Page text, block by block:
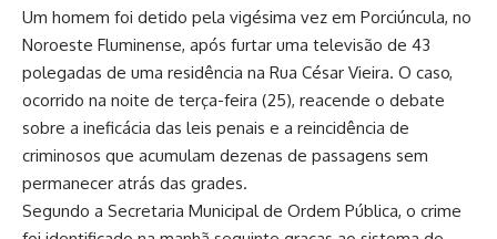
Um homem foi detido pela vigésima vez em Porciúncula, no
Noroeste Fluminense, após furtar uma televisão de 43
polegadas de uma residência na Rua César Vieira. O caso,
ocorrido na noite de terça-feira (25), reacende o debate
sobre a ineficácia das leis penais e a reincidência de
criminosos que acumulam dezenas de passagens sem
permanecer atrás das grades.
Segundo a Secretaria Municipal de Ordem Pública, o crime